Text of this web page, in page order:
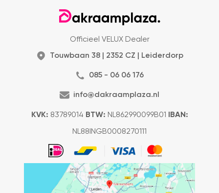
Officieel VELUX Dealer
Touwbaan 38 | 2352 CZ | Leiderdorp
085 - 06 06 176
info@dakraamplaza.nl
KVK: 83789014 BTW: NL862990099B01 IBAN:
NL88INGB0008270111